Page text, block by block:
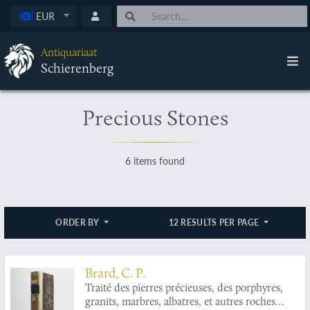
EUR
Antiquariaat
Schierenberg
Precious Stones
6 items found
ORDER BY 12 RESULTS PER PAGE
Brard, C. P.
Traité des pierres précieuses, des porphyres,
granits, marbres, albatres, et autres roches